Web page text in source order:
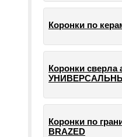
Коронки по
Коронки сверла
Коронки по
BRAZED